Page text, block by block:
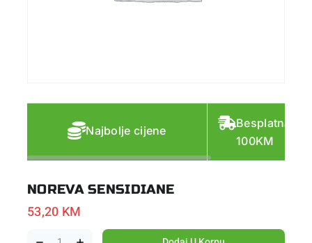
Najbolje cijene
Besplatna
100KM
NOREVA SENSIDIANE
53,20 KM